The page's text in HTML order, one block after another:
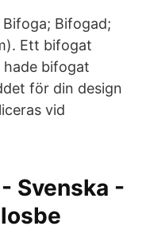
Bifogad;
Ett bifogat
bifogat
för din design
vid
Svenska -